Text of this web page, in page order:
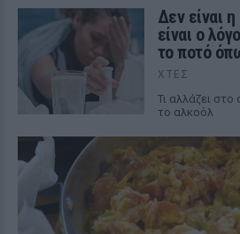
Δεν είναι
είναι ο
το ποτό
ΧΤΕΣ
Τι αλλάζει στο
το αλκοόλ